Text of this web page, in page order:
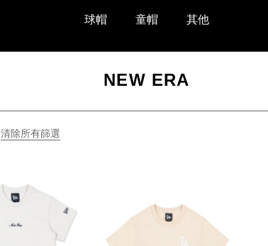
球帽 童帽 其他
NEW ERA
清除所有篩選